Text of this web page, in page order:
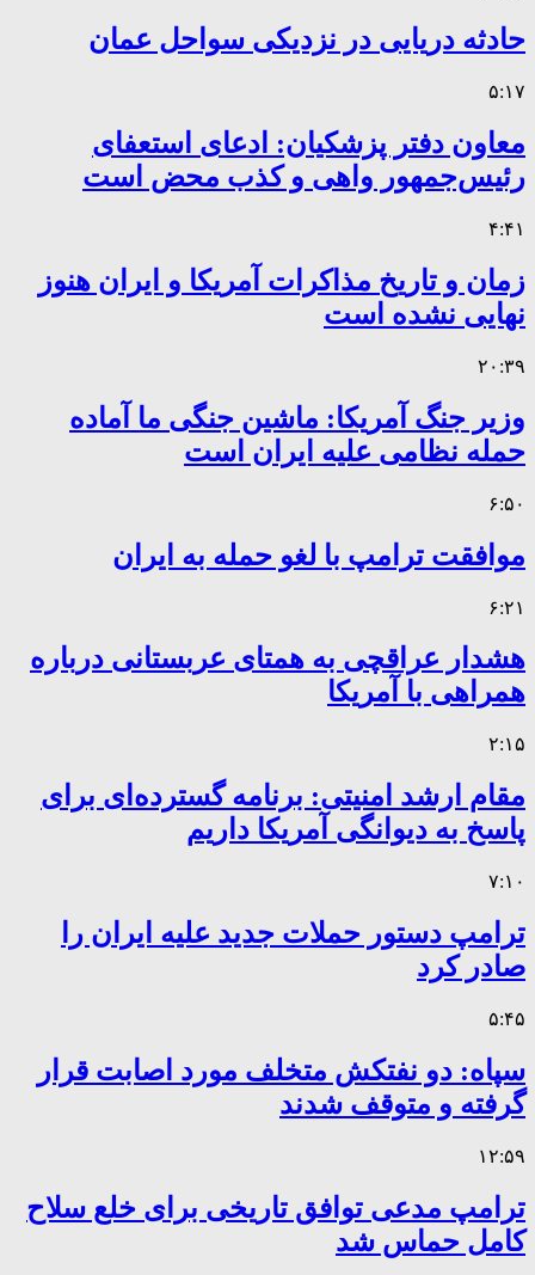
حادثه دریایی در نزدیکی سواحل عمان
۵:۱۷
معاون دفتر پزشکیان: ادعای استعفای
رئیس‌جمهور واهی و کذب محض است
۴:۴۱
زمان و تاریخ مذاکرات آمریکا و ایران هنوز
نهایی نشده است
۲۰:۳۹
وزیر جنگ آمریکا: ماشین جنگی ما آماده
حمله نظامی علیه ایران است
۶:۵۰
موافقت ترامپ با لغو حمله به ایران
۶:۲۱
هشدار عراقچی به همتای عربستانی درباره
همراهی با آمریکا
۲:۱۵
مقام ارشد امنیتی: برنامه گسترده‌ای برای
پاسخ به دیوانگی آمریکا داریم
۷:۱۰
ترامپ دستور حملات جدید علیه ایران را
صادر کرد
۵:۴۵
سپاه: دو نفتکش متخلف مورد اصابت قرار
گرفته و متوقف شدند
۱۲:۵۹
ترامپ مدعی توافق تاریخی برای خلع سلاح
کامل حماس شد